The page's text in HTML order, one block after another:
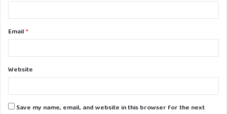
Email *
Website
Save my name, email, and website in this browser for the next